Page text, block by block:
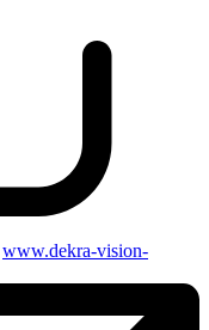
www.dekra-vision-